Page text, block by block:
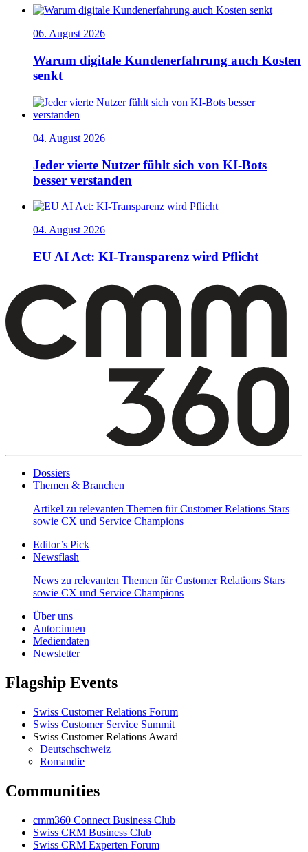
06. August 2026
Warum digitale Kundenerfahrung auch Kosten
senkt
04. August 2026
Jeder vierte Nutzer fühlt sich von KI-Bots
besser verstanden
04. August 2026
EU AI Act: KI-Transparenz wird Pflicht
Dossiers
Themen & Branchen
Artikel zu relevanten Themen für Customer Relations Stars
sowie CX und Service Champions
Editor’s Pick
Newsflash
News zu relevanten Themen für Customer Relations Stars
sowie CX und Service Champions
Über uns
Autor:innen
Mediendaten
Newsletter
Flagship Events
Swiss Customer Relations Forum
Swiss Customer Service Summit
Swiss Customer Relations Award
Deutschschweiz
Romandie
Communities
cmm360 Connect Business Club
Swiss CRM Business Club
Swiss CRM Experten Forum